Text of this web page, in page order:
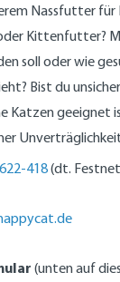
Nassfutter für
Kittenfutter?
solloder wie
Bist du
Katzen geeignet
418(dt.
(unten auf